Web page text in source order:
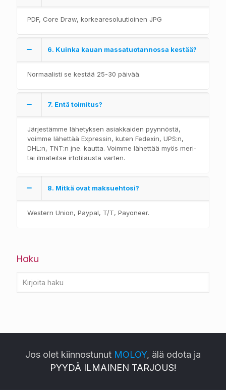
PDF, Core Draw, korkearesoluutioinen JPG
6. Kuinka kauan massatuotannossa kestää?
Normaalisti se kestää 25-30 päivää.
7. Entä toimitus?
Järjestämme lähetyksen asiakkaiden pyynnöstä,
voimme lähettää Expressin, kuten Fedexin, UPS:n,
DHL:n, TNT:n jne. kautta. Voimme lähettää myös meri-
tai ilmateitse irtotilausta varten.
8. Mitkä ovat maksuehtosi?
Western Union, Paypal, T/T, Payoneer.
Haku
Jos olet kiinnostunut MOLOY, älä odota ja
PYYDÄ ILMAINEN TARJOUS!